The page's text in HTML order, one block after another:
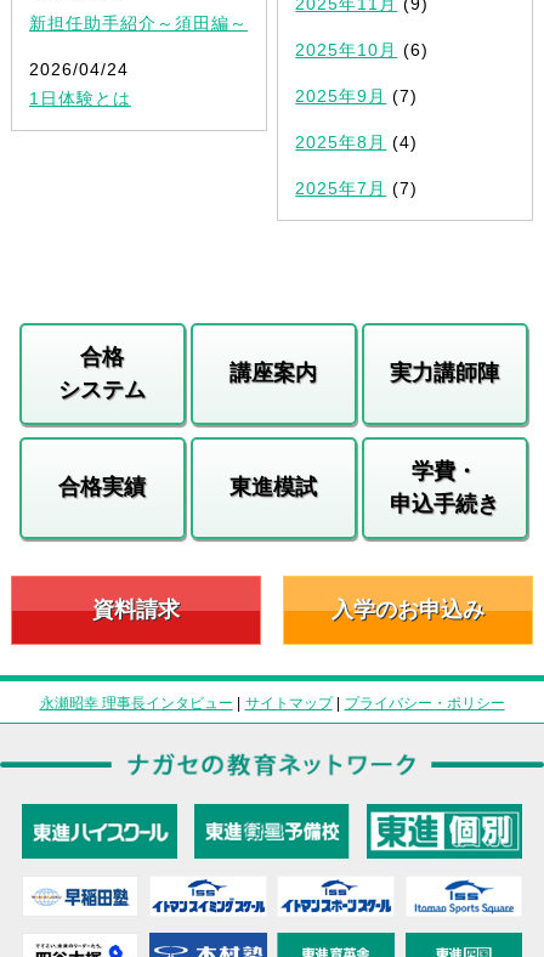
新担任助手紹介～須田編～
2026/04/24
1日体験とは
2025年10月 (6)
2025年9月 (7)
2025年8月 (4)
2025年7月 (7)
合格
システム
講座案内 実力講師陣
合格実績 東進模試
学費・
申込手続き
資料請求 入学のお申込み
永瀬昭幸 理事長インタビュー | サイトマップ| プライバシー・ポリシー